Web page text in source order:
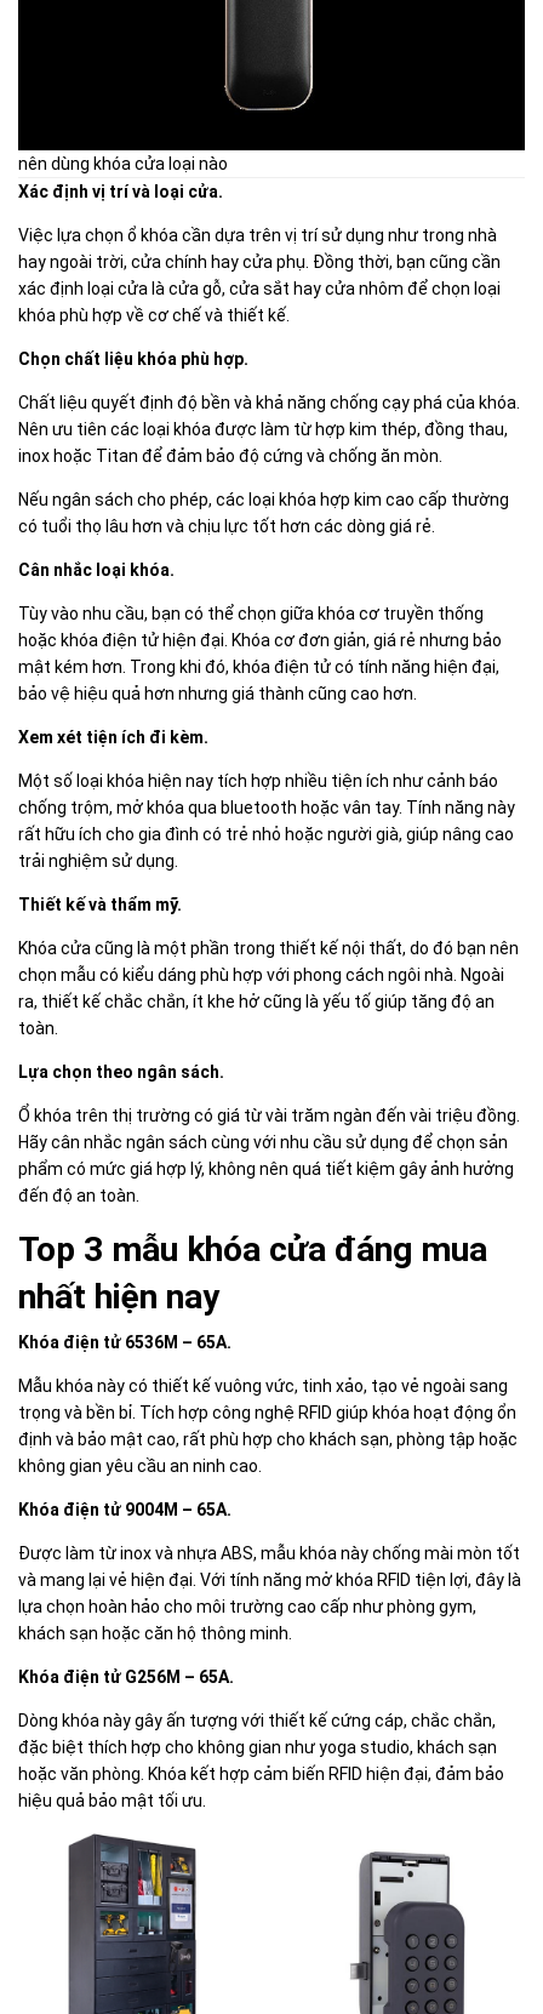
nên dùng khóa cửa loại nào
Xác định vị trí và loại cửa.
Việc lựa chọn ổ khóa cần dựa trên vị trí sử dụng như trong nhà
hay ngoài trời, cửa chính hay cửa phụ. Đồng thời, bạn cũng cần
xác định loại cửa là cửa gỗ, cửa sắt hay cửa nhôm để chọn loại
khóa phù hợp về cơ chế và thiết kế.
Chọn chất liệu khóa phù hợp.
Chất liệu quyết định độ bền và khả năng chống cạy phá của khóa.
Nên ưu tiên các loại khóa được làm từ hợp kim thép, đồng thau,
inox hoặc Titan để đảm bảo độ cứng và chống ăn mòn.
Nếu ngân sách cho phép, các loại khóa hợp kim cao cấp thường
có tuổi thọ lâu hơn và chịu lực tốt hơn các dòng giá rẻ.
Cân nhắc loại khóa.
Tùy vào nhu cầu, bạn có thể chọn giữa khóa cơ truyền thống
hoặc khóa điện tử hiện đại. Khóa cơ đơn giản, giá rẻ nhưng bảo
mật kém hơn. Trong khi đó, khóa điện tử có tính năng hiện đại,
bảo vệ hiệu quả hơn nhưng giá thành cũng cao hơn.
Xem xét tiện ích đi kèm.
Một số loại khóa hiện nay tích hợp nhiều tiện ích như cảnh báo
chống trộm, mở khóa qua bluetooth hoặc vân tay. Tính năng này
rất hữu ích cho gia đình có trẻ nhỏ hoặc người già, giúp nâng cao
trải nghiệm sử dụng.
Thiết kế và thẩm mỹ.
Khóa cửa cũng là một phần trong thiết kế nội thất, do đó bạn nên
chọn mẫu có kiểu dáng phù hợp với phong cách ngôi nhà. Ngoài
ra, thiết kế chắc chắn, ít khe hở cũng là yếu tố giúp tăng độ an
toàn.
Lựa chọn theo ngân sách.
Ổ khóa trên thị trường có giá từ vài trăm ngàn đến vài triệu đồng.
Hãy cân nhắc ngân sách cùng với nhu cầu sử dụng để chọn sản
phẩm có mức giá hợp lý, không nên quá tiết kiệm gây ảnh hưởng
đến độ an toàn.
Top 3 mẫu khóa cửa đáng mua
nhất hiện nay
Khóa điện tử 6536M – 65A.
Mẫu khóa này có thiết kế vuông vức, tinh xảo, tạo vẻ ngoài sang
trọng và bền bỉ. Tích hợp công nghệ RFID giúp khóa hoạt động ổn
định và bảo mật cao, rất phù hợp cho khách sạn, phòng tập hoặc
không gian yêu cầu an ninh cao.
Khóa điện tử 9004M – 65A.
Được làm từ inox và nhựa ABS, mẫu khóa này chống mài mòn tốt
và mang lại vẻ hiện đại. Với tính năng mở khóa RFID tiện lợi, đây là
lựa chọn hoàn hảo cho môi trường cao cấp như phòng gym,
khách sạn hoặc căn hộ thông minh.
Khóa điện tử G256M – 65A.
Dòng khóa này gây ấn tượng với thiết kế cứng cáp, chắc chắn,
đặc biệt thích hợp cho không gian như yoga studio, khách sạn
hoặc văn phòng. Khóa kết hợp cảm biến RFID hiện đại, đảm bảo
hiệu quả bảo mật tối ưu.